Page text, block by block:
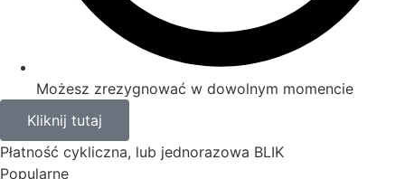
Możesz zrezygnować w dowolnym momencie
Kliknij tutaj
Płatność cykliczna, lub jednorazowa BLIK
Popularne